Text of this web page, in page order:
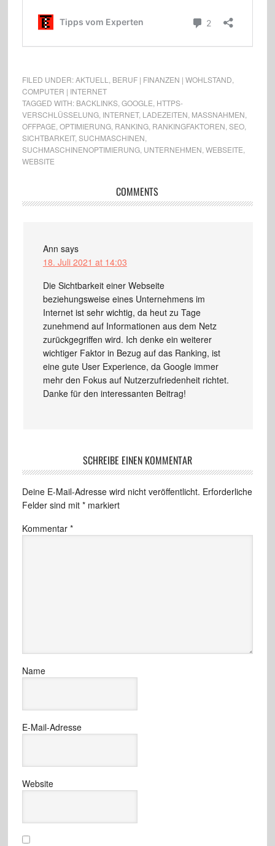
FILED UNDER:AKTUELL BERUF | FINANZEN | WOHLSTAND
COMPUTER | INTERNET
TAGGED WITH: BACKLINKS, GOOGLE HTTPS-
VERSCHLÜSSELUNG, INTERNET, LADEZEITEN MASSNAHMEN
OFFPAGE OPTIMIERUNG, RANKING, RANKINGFAKTOREN SEO,
SICHTBARKEIT, SUCHMASCHINEN
SUCHMASCHINENOPTIMIERUNG, UNTERNEHMEN WEBSEITE
WEBSITE
COMMENTS
Ann says
18. Juli 2021 at 14:03
Die Sichtbarkeit einer Webseite
beziehungsweise eines Unternehmens im
Internet ist sehr wichtig, da heut zu Tage
zunehmend auf Informationen aus dem Netz
zurückgegriffen wird. Ich denke ein weiterer
wichtiger Faktor in Bezug auf das Ranking, ist
eine gute User Experience, da Google immer
mehr den Fokus auf Nutzerzufriedenheit richtet.
Danke für den interessanten Beitrag!
SCHREIBE EINEN KOMMENTAR
Deine E-Mail-Adresse wird nicht veröffentlicht. Erforderliche
Felder sind mit *markiert
Kommentar *
Name
E-Mail-Adresse
Website